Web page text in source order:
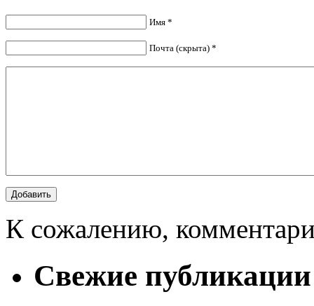
Имя *
Почта (скрыта) *
К сожалению,
Свежие публикации